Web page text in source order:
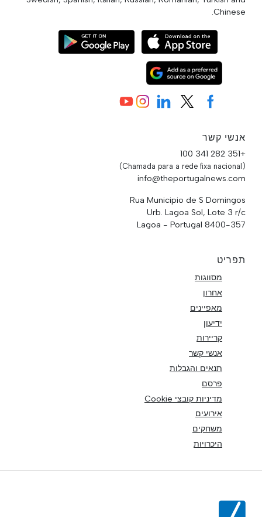
Chinese.
אנשי קשר
+351 282 341 100
(Chamada para a rede fixa nacional)
info@theportugalnews.com
Rua Municipio de S Domingos
Urb. Lagoa Sol, Lote 3 r/c
8400-357 Lagoa - Portugal
תפריט
מסווגות
אחרון
מאפיינים
ידיעון
קריירות
אנשי קשר
תנאים והגבלות
פרסם
מדיניות קובצי Cookie
אירועים
משחקים
היכרויות